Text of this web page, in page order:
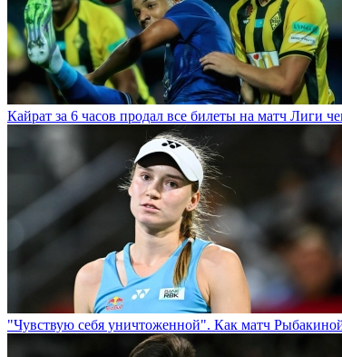
Кайрат за 6 часов продал все билеты на матч Лиги
"Чувствую себя уничтоженной". Как матч